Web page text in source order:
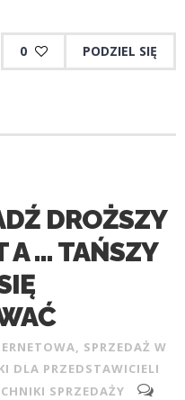
0 PODZIEL SIĘ
DROŻSZY
A … TAŃSZY
, SPRZEDAŻ W
DLA PRZEDSTAWICIELI
SPRZEDAŻY